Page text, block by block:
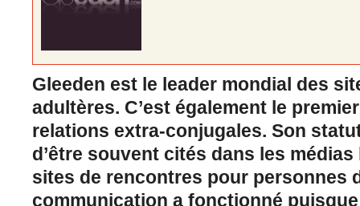
Gleeden est le leader mondial des
adultères. C’est également le
relations extra-conjugales. Son
d’être souvent cités dans les médias
sites de rencontres pour personnes
communication a fonctionné